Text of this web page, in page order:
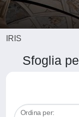
IRIS
Sfoglia
Ordina per: